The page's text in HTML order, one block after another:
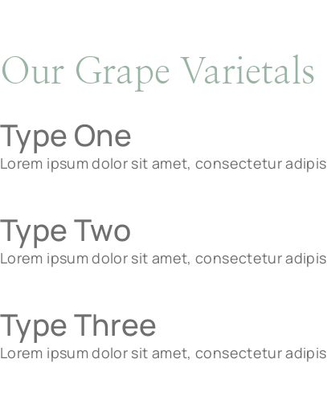
Our Grape Varietals
Type One
Lorem ipsum dolor sit amet, consectetur
Type Two
Lorem ipsum dolor sit amet, consectetur
Type Three
Lorem ipsum dolor sit amet, consectetur